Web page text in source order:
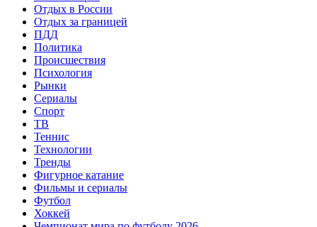
Отдых в России
Отдых за границей
ПДД
Политика
Происшествия
Психология
Рынки
Сериалы
Спорт
ТВ
Теннис
Технологии
Тренды
Фигурное катание
Фильмы и сериалы
Футбол
Хоккей